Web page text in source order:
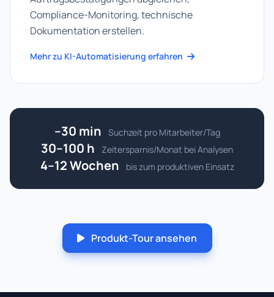
Compliance-Monitoring, technische
Dokumentation erstellen.
Mehr zu KI-Automatisierung erfahren
–30 min Suchzeit pro Mitarbeiter/Tag
30–100 h Zeitersparnis/Monat bei Analysen
4–12 Wochen bis zum produktiven Einsatz
Produkt-Tour ansehen